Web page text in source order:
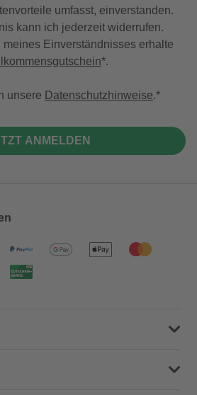
umfasst, einverstanden.
kann ich jederzeit widerrufen.
meines Einverständnisses erhalte
*.
unsere Datenschutzhinweise.
ANMELDEN